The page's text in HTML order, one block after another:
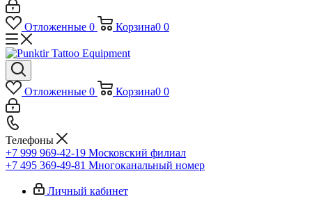
Отложенные 0 Корзина0 0
Отложенные 0 Корзина0 0
Телефоны
+7 999 969-42-19 Московский филиал
+7 495 369-49-81 Многоканальный номер
Личный кабинет